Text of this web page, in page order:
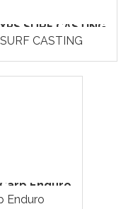
SURF CASTING
CASTING
Enduro
Enduro